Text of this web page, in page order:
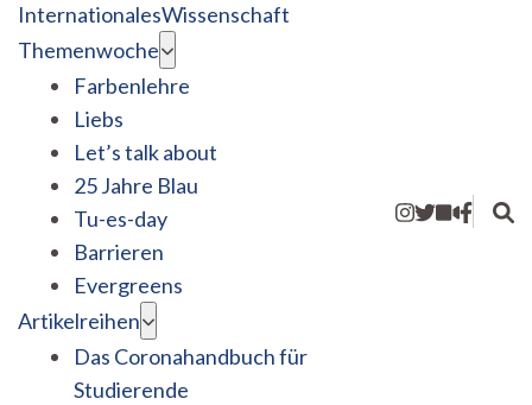
InternationalesWissenschaft
Themenwoche
Farbenlehre
Liebs
Let’s talk about
25 Jahre Blau
Tu-es-day
Barrieren
Evergreens
Artikelreihen
Das Coronahandbuch für
Studierende